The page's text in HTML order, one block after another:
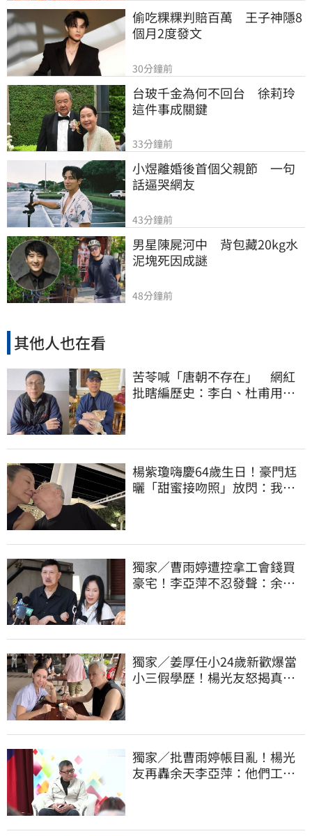
偷吃粿粿判賠百萬　王子神隱8
個月2度發文
30分鐘前
台玻千金為何不回台　徐莉玲
這件事成關鍵
33分鐘前
小煜離婚後首個父親節　一句
話逼哭網友
43分鐘前
男星陳屍河中　背包藏20kg水
泥塊死因成謎
48分鐘前
其他人也在看
苦苓喊「唐朝不存在」 網紅
批瞎編歷史：李白、杜甫用鮮
楊紫瓊嗨慶64歲生日！豪門尪
曬「甜蜜接吻照」放閃：我親
獨家／曹雨婷遭控拿工會錢買
豪宅！李亞萍不忍發聲：余天
獨家／姜厚任小24歲新歡爆當
小三假學歷！楊光友怒揭真實
獨家／批曹雨婷帳目亂！楊光
友再轟余天李亞萍：他們工會